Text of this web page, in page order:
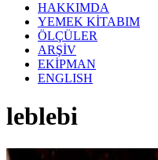
HAKKIMDA
YEMEK KİTABIM
ÖLÇÜLER
ARŞİV
EKİPMAN
ENGLISH
leblebi